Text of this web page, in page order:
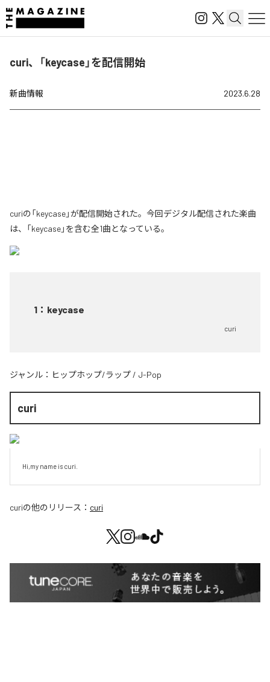
curi、「keycase」を配信開始
新曲情報 2023.6.28
curiの「keycase」が配信開始された。今回デジタル配信された楽曲
は、「keycase」を含む全1曲となっている。
1 ： keycase
curi
ジャンル： ヒップホップ/ラップ / J-Pop
curi
Hi,my name is curi.
curiの他のリリース： curi